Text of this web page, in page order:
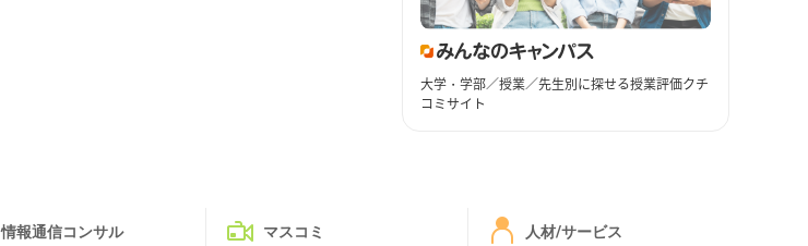
大学・学部／授業／先生別に探せる授業評価クチ
コミサイト
情報通信コンサル マスコミ 人材/サービス